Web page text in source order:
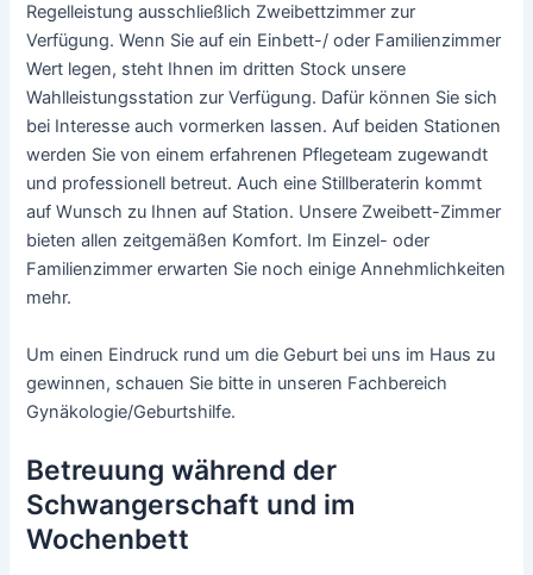
Regelleistung ausschließlich Zweibettzimmer zur
Verfügung. Wenn Sie auf ein Einbett-/ oder Familienzimmer
Wert legen, steht Ihnen im dritten Stock unsere
Wahlleistungsstation zur Verfügung. Dafür können Sie sich
bei Interesse auch vormerken lassen. Auf beiden Stationen
werden Sie von einem erfahrenen Pflegeteam zugewandt
und professionell betreut. Auch eine Stillberaterin kommt
auf Wunsch zu Ihnen auf Station. Unsere Zweibett-Zimmer
bieten allen zeitgemäßen Komfort. Im Einzel- oder
Familienzimmer erwarten Sie noch einige Annehmlichkeiten
mehr.
Um einen Eindruck rund um die Geburt bei uns im Haus zu
gewinnen, schauen Sie bitte in unseren Fachbereich
Gynäkologie/Geburtshilfe.
Betreuung während der
Schwangerschaft und im
Wochenbett